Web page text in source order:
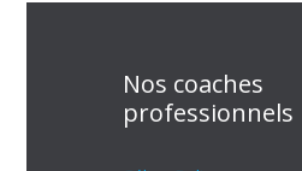
Nos coaches
professionnels